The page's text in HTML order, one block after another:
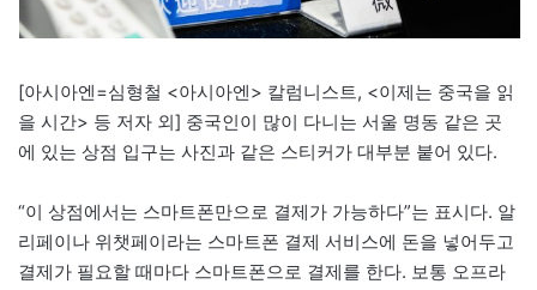
[아시아엔=심형철 <아시아엔> 칼럼니스트, <이제는 중국을 읽
을 시간> 등 저자 외] 중국인이 많이 다니는 서울 명동 같은 곳
에 있는 상점 입구는 사진과 같은 스티커가 대부분 붙어 있다.
“이 상점에서는 스마트폰만으로 결제가 가능하다”는 표시다. 알
리페이나 위챗페이라는 스마트폰 결제 서비스에 돈을 넣어두고
결제가 필요할 때마다 스마트폰으로 결제를 한다. 보통 오프라